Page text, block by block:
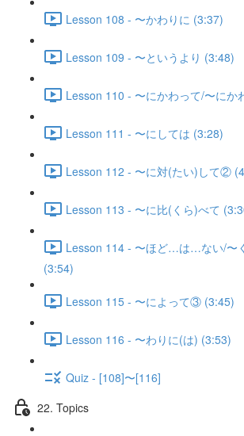
Lesson 108 - 〜かわりに (3:37)
Lesson 109 - 〜というより (3:48)
Lesson 110 - 〜にかわって/〜にか
Lesson 111 - 〜にしては (3:28)
Lesson 112 - 〜に対(たい)して②
Lesson 113 - 〜に比(くら)べて
Lesson 114 - 〜ほど…は…ない/
(3:54)
Lesson 115 - 〜によって③ (3:45)
Lesson 116 - 〜わりに(は) (3:53)
Quiz - [108]〜[116]
22. Topics